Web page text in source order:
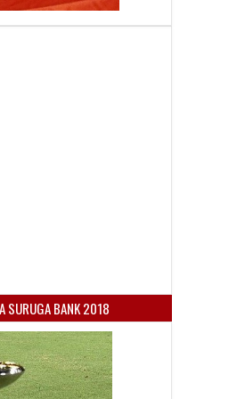
triunfo de la Reserva ante
Apr
2026
SURUGA BANK 2018